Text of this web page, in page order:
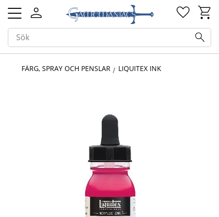
Meny
FÄRG, SPRAY OCH PENSLAR LIQUITEX INK